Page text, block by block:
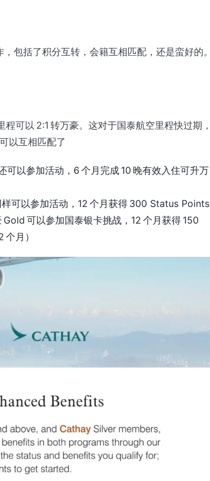
包括了积分互转，会籍互相匹配，还是蛮好的。
可以 2:1 转万豪。这对于国泰航空里程快过期，
以互相匹配了
可以参加活动，6 个月完成 10 晚有效入住可升万
可以参加活动，12 个月获得 300 Status Points
可以参加国泰银卡挑战，12 个月获得 150
月）